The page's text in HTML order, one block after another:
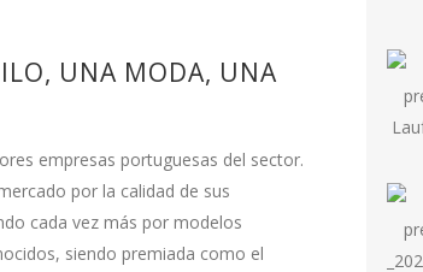
UNA MODA, UNA
empresas portuguesas del sector.
por la calidad de sus
cada vez más por modelos
siendo premiada como el